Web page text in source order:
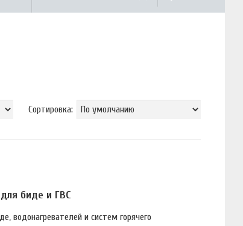
Сортировка:
биде и ГВС
водонагревателей и систем горячего